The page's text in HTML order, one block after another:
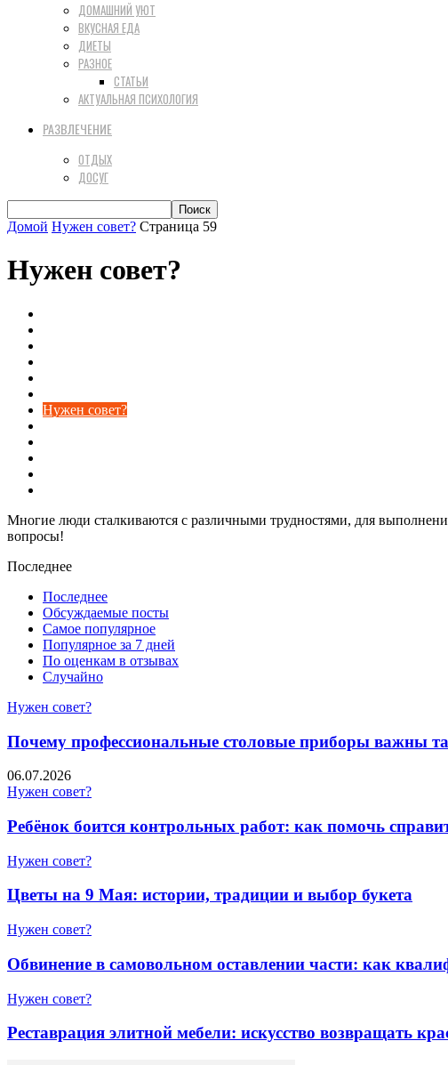
ДОМАШНИЙ УЮТ
ВКУСНАЯ ЕДА
ДИЕТЫ
РАЗНОЕ
СТАТЬИ
АКТУАЛЬНАЯ ПСИХОЛОГИЯ
РАЗВЛЕЧЕНИЕ
ОТДЫХ
ДОСУГ
Домой Нужен совет? Страница 59
Нужен совет?
Нужен совет?
Многие люди сталкиваются с различными трудностями, для
вопросы!
Последнее
Последнее
Обсуждаемые посты
Самое популярное
Популярное за 7 дней
По оценкам в отзывах
Случайно
Нужен совет?
Почему профессиональные столовые приборы важны
06.07.2026
Нужен совет?
Ребёнок боится контрольных работ: как помочь
Нужен совет?
Цветы на 9 Мая: истории, традиции и выбор букета
Нужен совет?
Обвинение в самовольном оставлении части: как
Нужен совет?
Реставрация элитной мебели: искусство возвращать